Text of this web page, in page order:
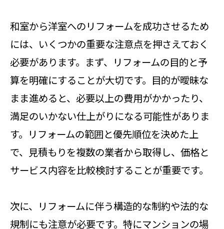
和室から洋室へのリフォームを成功させるため
には、いくつかの重要な注意点を押さえておく
必要があります。まず、リフォームの目的と予
算を明確にすることが大切です。目的が曖昧な
まま進めると、必要以上の費用がかかったり、
満足のいかない仕上がりになる可能性がありま
す。リフォームの範囲と優先順位を決めた上
で、見積もりを複数の業者から取得し、価格と
サービス内容を比較検討することが重要です。
次に、リフォームに伴う構造的な制約や法的な
規制にも注意が必要です。特にマンションの場